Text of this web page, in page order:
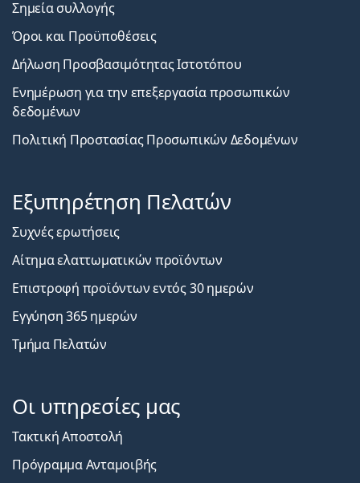
Σημεία συλλογής
Όροι και Προϋποθέσεις
Δήλωση Προσβασιμότητας Ιστοτόπου
Ενημέρωση για την επεξεργασία προσωπικών
δεδομένων
Πολιτική Προστασίας Προσωπικών Δεδομένων
Εξυπηρέτηση Πελατών
Συχνές ερωτήσεις
Αίτημα ελαττωματικών προϊόντων
Επιστροφή προϊόντων εντός 30 ημερών
Εγγύηση 365 ημερών
Τμήμα Πελατών
Οι υπηρεσίες μας
Τακτική Αποστολή
Πρόγραμμα Ανταμοιβής